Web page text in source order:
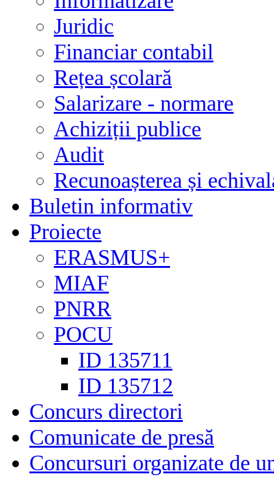
Juridic
Financiar contabil
Rețea școlară
Salarizare - normare
Achiziții publice
Audit
Recunoașterea și
Buletin informativ
Proiecte
ERASMUS+
MIAF
PNRR
POCU
ID 135711
ID 135712
Concurs directori
Comunicate de presă
Concursuri organizate de